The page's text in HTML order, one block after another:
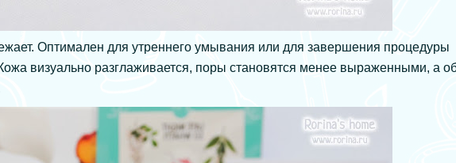
Оптимален для утреннего умывания или для завершения процедуры
визуально разглаживается, поры становятся менее выраженными, а